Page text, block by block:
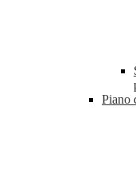
Piano